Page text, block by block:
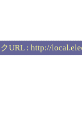
URL : http://